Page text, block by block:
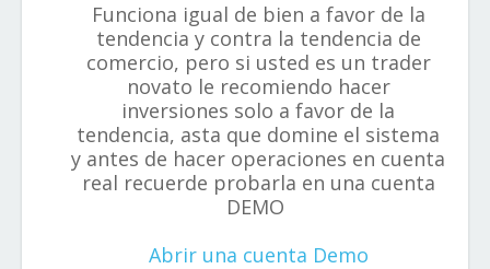
Funciona igual de bien a favor de la
tendencia y contra la tendencia de
comercio, pero si usted es un trader
novato le recomiendo hacer
inversiones solo a favor de la
tendencia, asta que domine el sistema
y antes de hacer operaciones en cuenta
real recuerde probarla en una cuenta
DEMO
Abrir una cuenta Demo